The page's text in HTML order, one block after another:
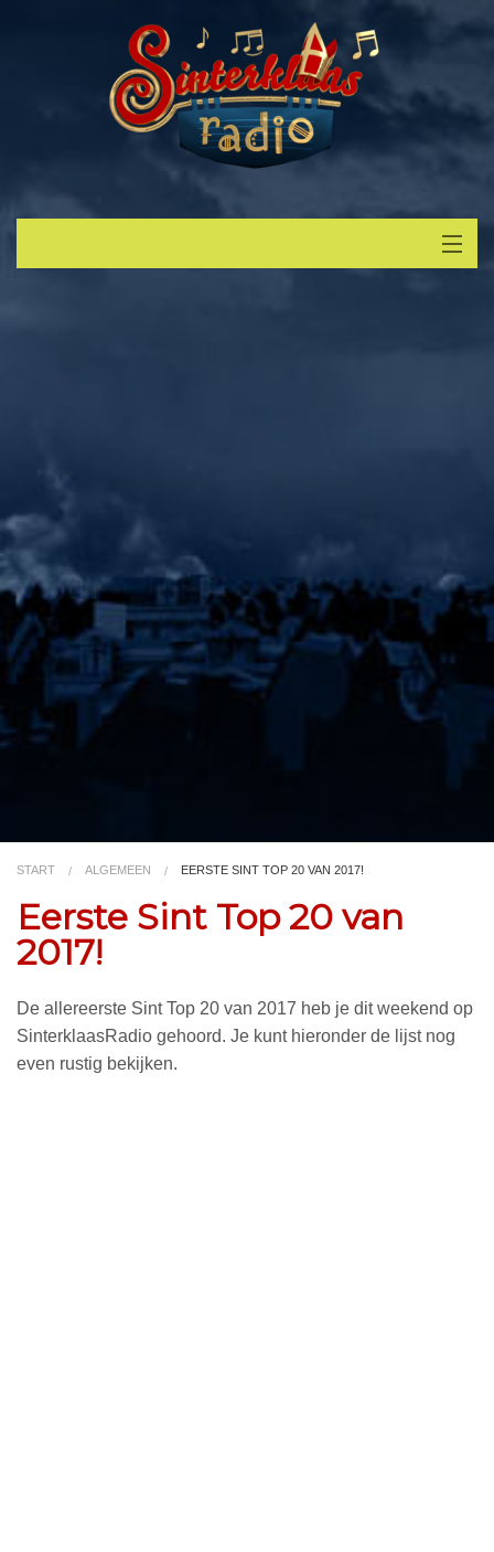
TV
START ALGEMEEN EERSTE SINT TOP 20 VAN 2017!
Eerste Sint Top 20 van
2017!
De allereerste Sint Top 20 van 2017 heb je dit weekend op
SinterklaasRadio gehoord. Je kunt hieronder de lijst nog
even rustig bekijken.